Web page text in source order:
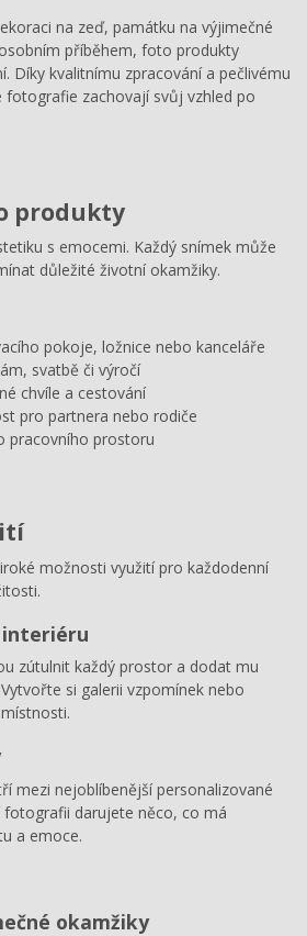
na zeď, památku na výjimečné
příběhem, foto produkty
Díky kvalitnímu zpracování a pečlivému
fotografie zachovají svůj vzhled po
produkty
s emocemi. Každý snímek může
důležité životní okamžiky.
pokoje, ložnice nebo kanceláře
svatbě či výročí
chvíle a cestování
pro partnera nebo rodiče
pracovního prostoru
možnosti využití pro každodenní
interiéru
zútulnit každý prostor a dodat mu
si galerii vzpomínek nebo
mezi nejoblíbenější personalizované
fotografii darujete něco, co má
a emoce.
okamžiky